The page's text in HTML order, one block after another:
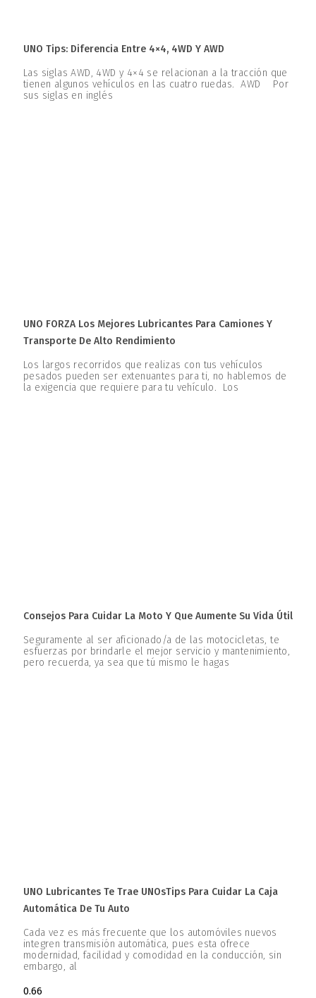
UNO Tips: Diferencia Entre 4×4, 4WD Y AWD
Las siglas AWD, 4WD y 4×4 se relacionan a la tracción que
tienen algunos vehículos en las cuatro ruedas. AWD Por
sus siglas en inglés
UNO FORZA Los Mejores Lubricantes Para Camiones Y
Transporte De Alto Rendimiento
Los largos recorridos que realizas con tus vehículos
pesados pueden ser extenuantes para ti, no hablemos de
la exigencia que requiere para tu vehículo. Los
Consejos Para Cuidar La Moto Y Que Aumente Su Vida Útil
Seguramente al ser aficionado/a de las motocicletas, te
esfuerzas por brindarle el mejor servicio y mantenimiento,
pero recuerda, ya sea que tú mismo le hagas
UNO Lubricantes Te Trae UNOsTips Para Cuidar La Caja
Automática De Tu Auto
Cada vez es más frecuente que los automóviles nuevos
integren transmisión automática, pues esta ofrece
modernidad, facilidad y comodidad en la conducción, sin
embargo, al